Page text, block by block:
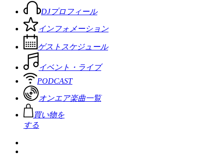
DJプロフィール
インフォメーション
ゲストスケジュール
イベント・ライブ
PODCAST
オンエア楽曲一覧
買い物を
する